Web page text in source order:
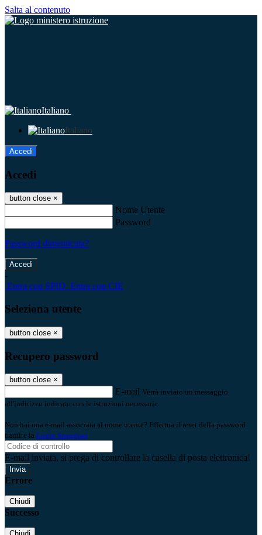
Salta al contenuto
Italiano
Italiano
Accedi
Accedi
button close ×
Nome Utente
Password
Password dimenticata?
-
Entra con SPID Entra con CIE
Seleziona utente
button close ×
Recupero password
button close ×
E-mail Verrà inviato un messaggio
all'indirizzo indicato con le istruzioni necessarie.
Non hai una e-mail associata al nome utente? Effettua il reset della password
tramite la Login Spaggiari
E-mail inviata, si prega di controllare la casella di posta elettronica!
Errore
Chiudi
Successo